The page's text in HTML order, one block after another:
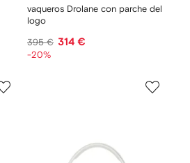
vaqueros Drolane con parche del
logo
395 € 314 €
-20%